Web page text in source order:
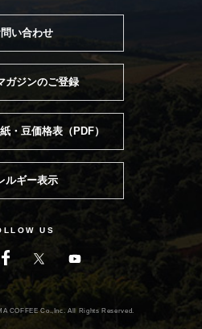
い合わせ
ガジンのご登録
・豆価格表（PDF）
ルギー表示
US
COFFEE Co.,Inc. All Rights Reserved.